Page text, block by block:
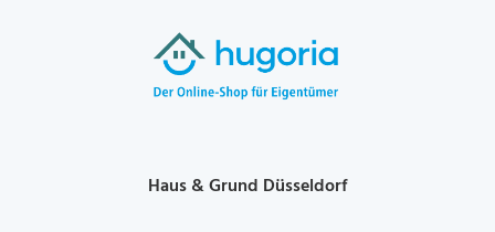
Haus & Grund Düsseldorf